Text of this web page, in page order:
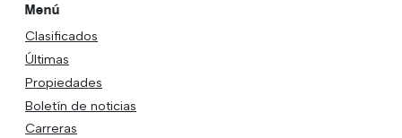
Menú
Clasificados
Últimas
Propiedades
Boletín de noticias
Carreras